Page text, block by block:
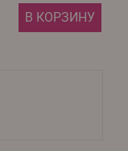
В КОРЗИНУ